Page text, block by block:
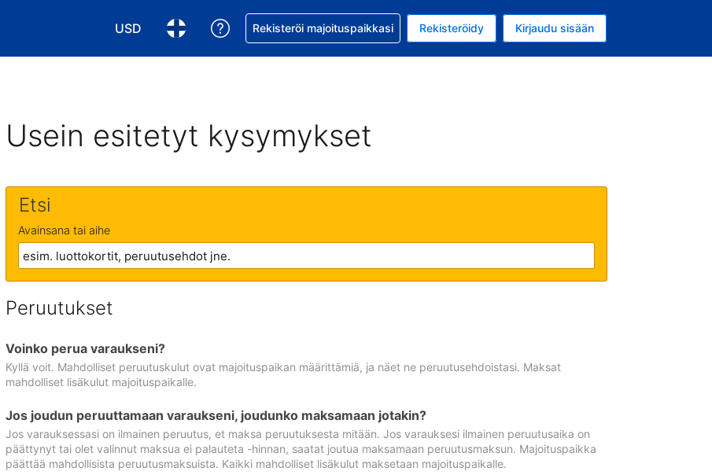
USD
Valitse valuutta. Tämänhetkinen valuutta on Yhdysvaltain dollari
Valitse kieli. Tämänhetkinen kieli on Suomi
Pyydä apua varauksesi kanssa
Rekisteröi majoituspaikkasi Rekisteröidy Kirjaudu sisään
Usein esitetyt kysymykset
Etsi
Avainsana tai aihe
Peruutukset
Voinko perua varaukseni?
Kyllä voit. Mahdolliset peruutuskulut ovat majoituspaikan määrittämiä, ja näet ne peruutusehdoistasi. Maksat
mahdolliset lisäkulut majoituspaikalle.
Jos joudun peruuttamaan varaukseni, joudunko maksamaan jotakin?
Jos varauksessasi on ilmainen peruutus, et maksa peruutuksesta mitään. Jos varauksesi ilmainen peruutusaika on
päättynyt tai olet valinnut maksua ei palauteta -hinnan, saatat joutua maksamaan peruutusmaksun. Majoituspaikka
päättää mahdollisista peruutusmaksuista. Kaikki mahdolliset lisäkulut maksetaan majoituspaikalle.